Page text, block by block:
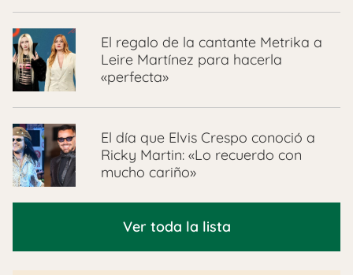
El regalo de la cantante Metrika a
Leire Martínez para hacerla
«perfecta»
El día que Elvis Crespo conoció a
Ricky Martin: «Lo recuerdo con
mucho cariño»
Ver toda la lista